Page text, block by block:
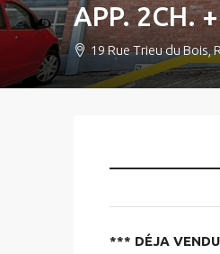
APP. 2CH.
19 Rue Trieu du Bois,
*** DÉJA